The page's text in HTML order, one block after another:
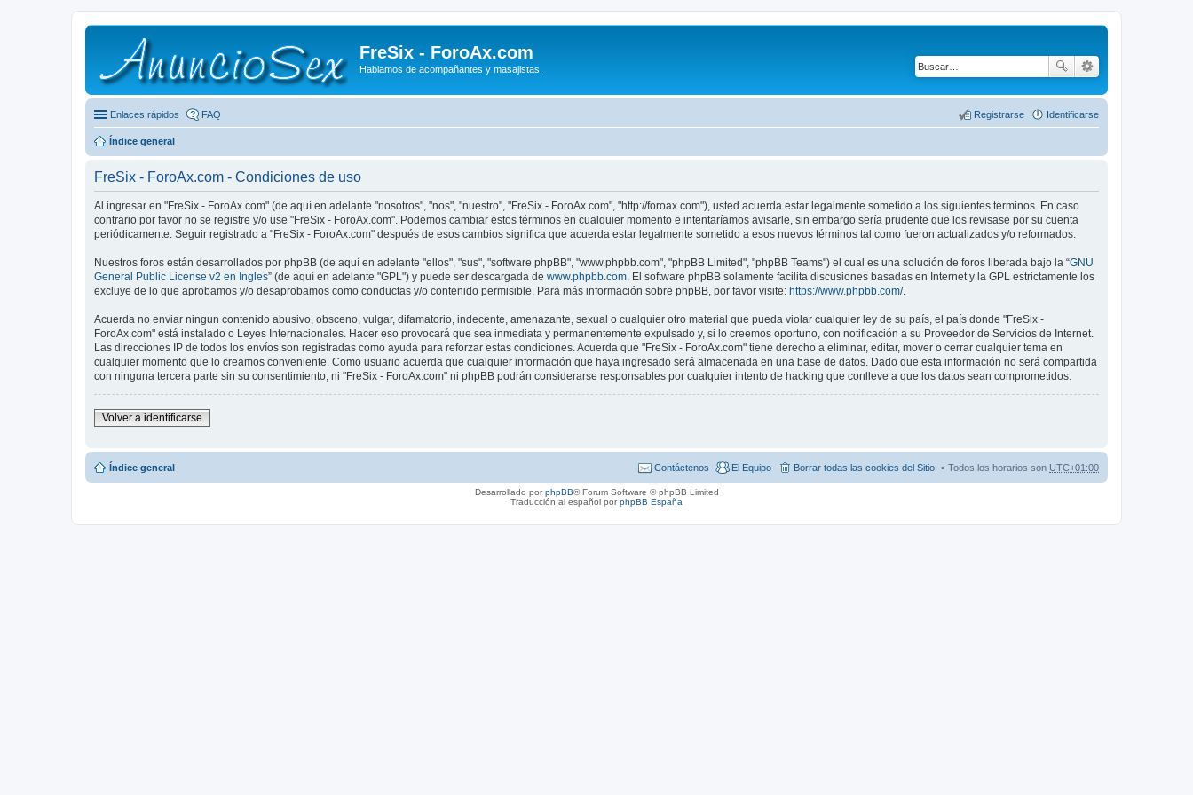
FreSix - ForoAx.com
Hablamos de acompañantes y masajistas.
Enlaces rápidos FAQ Identificarse
Registrarse
Índice general
FreSix - ForoAx.com - Condiciones de uso
Al ingresar en "FreSix - ForoAx.com" (de aquí en adelante "nosotros", "nos", "nuestro", "FreSix - ForoAx.com", "http://foroax.com"), usted acuerda estar legalmente sometido a los siguientes términos. En caso
contrario por favor no se registre y/o use "FreSix - ForoAx.com". Podemos cambiar estos términos en cualquier momento e intentaríamos avisarle, sin embargo sería prudente que los revisase por su cuenta
periódicamente. Seguir registrado a "FreSix - ForoAx.com" después de esos cambios significa que acuerda estar legalmente sometido a esos nuevos términos tal como fueron actualizados y/o reformados.
Nuestros foros están desarrollados por phpBB (de aquí en adelante "ellos", "sus", "software phpBB", "www.phpbb.com", "phpBB Limited", "phpBB Teams") el cual es una solución de foros liberada bajo la “GNU
General Public License v2 en Ingles” (de aquí en adelante "GPL") y puede ser descargada de www.phpbb.com . El software phpBB solamente facilita discusiones basadas en Internet y la GPL estrictamente los
excluye de lo que aprobamos y/o desaprobamos como conductas y/o contenido permisible. Para más información sobre phpBB, por favor visite: https://www.phpbb.com/.
Acuerda no enviar ningun contenido abusivo, obsceno, vulgar, difamatorio, indecente, amenazante, sexual o cualquier otro material que pueda violar cualquier ley de su país, el país donde "FreSix -
ForoAx.com" está instalado o Leyes Internacionales. Hacer eso provocará que sea inmediata y permanentemente expulsado y, si lo creemos oportuno, con notificación a su Proveedor de Servicios de Internet.
Las direcciones IP de todos los envíos son registradas como ayuda para reforzar estas condiciones. Acuerda que "FreSix - ForoAx.com" tiene derecho a eliminar, editar, mover o cerrar cualquier tema en
cualquier momento que lo creamos conveniente. Como usuario acuerda que cualquier información que haya ingresado será almacenada en una base de datos. Dado que esta información no será compartida
con ninguna tercera parte sin su consentimiento, ni "FreSix - ForoAx.com" ni phpBB podrán considerarse responsables por cualquier intento de hacking que conlleve a que los datos sean comprometidos.
Volver a identificarse
Índice general Todos los horarios son UTC+01:00
Borrar todas las cookies del Sitio
El Equipo
Contáctenos
Desarrollado porphpBB® Forum Software © phpBB Limited
Traducción al español porphpBB España